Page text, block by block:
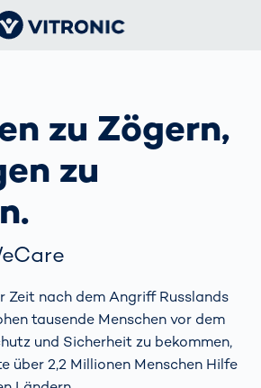
zu Zögern,
zu
Zeit nach dem Angriff Russlands
tausende Menschen vor dem
und Sicherheit zu bekommen,
über 2,2 Millionen Menschen Hilfe